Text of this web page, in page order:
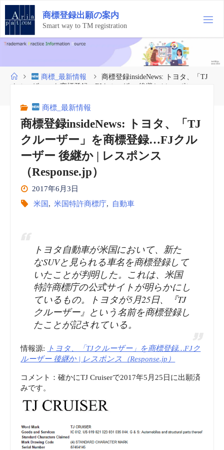
コ
テ
ン
ツ
ス
商標登録出願の案内
Smart way to TM registration
ホ
ー
商標_最新情報
商標登録insideNews: トヨタ、「TJ
クルーザー」を商標登録…FJクルーザー 後継か | レスポンス
商標_最新情報
商標登録insideNews: トヨタ、「TJ
クルーザー」を商標登録…FJクル
ーザー 後継か | レスポンス
（Response.jp）
2017年6月3日
米国, 米国特許商標庁, 自動車
トヨタ自動車が米国において、新た
なSUVと見られる車名を商標登録して
いたことが判明した。これは、米国
特許商標庁の公式サイトが明らかにし
ているもの。トヨタが5月25日、『TJ
クルーザー』という名前を商標登録し
たことが記されている。
情報源: トヨタ、「TJクルーザー」を商標登録…FJク
ルーザー 後継か | レスポンス（Response.jp）
コメント：確かにTJ Cruiserで2017年5月25日に出願済
みです。